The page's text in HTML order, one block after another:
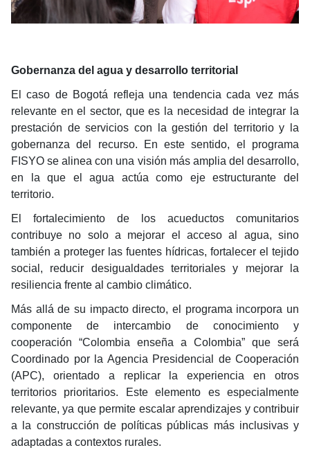
Gobernanza del agua y desarrollo territorial
El caso de Bogotá refleja una tendencia cada vez más
relevante en el sector, que es la necesidad de integrar la
prestación de servicios con la gestión del territorio y la
gobernanza del recurso. En este sentido, el programa
FISYO se alinea con una visión más amplia del desarrollo,
en la que el agua actúa como eje estructurante del
territorio.
El fortalecimiento de los acueductos comunitarios
contribuye no solo a mejorar el acceso al agua, sino
también a proteger las fuentes hídricas, fortalecer el tejido
social, reducir desigualdades territoriales y mejorar la
resiliencia frente al cambio climático.
Más allá de su impacto directo, el programa incorpora un
componente de intercambio de conocimiento y
cooperación “Colombia enseña a Colombia” que será
Coordinado por la Agencia Presidencial de Cooperación
(APC), orientado a replicar la experiencia en otros
territorios prioritarios. Este elemento es especialmente
relevante, ya que permite escalar aprendizajes y contribuir
a la construcción de políticas públicas más inclusivas y
adaptadas a contextos rurales.